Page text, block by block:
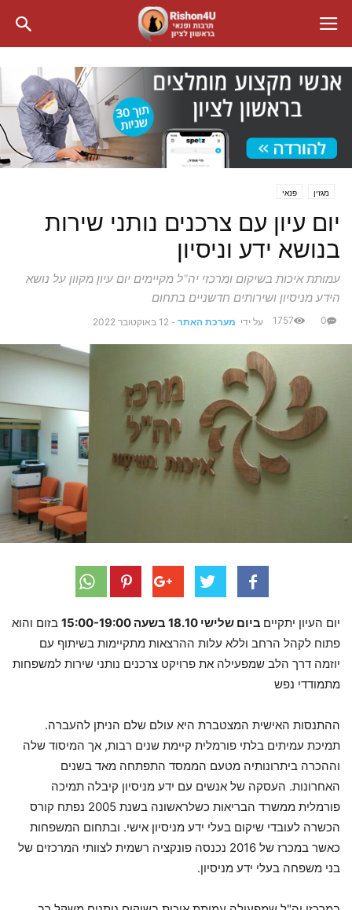
מגזין פנאי
יום עיון עם צרכנים נותני שירות
בנושא ידע וניסיון
עמותת איכות בשיקום ומרכזי יה"ל מקיימים יום עיון מקוון על נושא
הידע מניסיון ושירותים חדשניים בתחום
על ידי מערכת האתר - 12 באוקטובר 2022 0
1757
יום העיון יתקיים ביום שלישי 18.10 בשעה 15:00-19:00
בזום והוא
פתוח לקהל הרחב וללא עלות ההרצאות מתקיימות בשיתוף עם
יוזמה דרך הלב שמפעילה את פרויקט צרכנים נותני שירות למשפחות
מתמודדי נפש
ההתנסות האישית המצטברת היא עולם שלם הניתן להעברה.
תמיכת עמיתים בלתי פורמלית קיימת שנים רבות, אך המיסוד שלה
וההכרה ביתרונותיה מטעם הממסד התפתחה מאד בשנים
האחרונות. העסקה של אנשים עם ידע מניסיון קיבלה תמיכה
פורמלית ממשרד הבריאות כשלראשונה בשנת 2005 נפתח קורס
הכשרה לעובדי שיקום בעלי ידע מניסיון אישי. ובתחום המשפחות
כאשר במכרז של 2016 נכנסה פונקציה רשמית לצוותי המרכזים של
בני משפחה בעלי ידע מניסיון.